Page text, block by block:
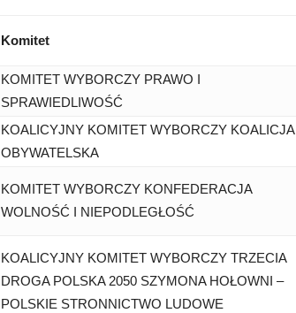
Komitet
KOMITET WYBORCZY PRAWO I
SPRAWIEDLIWOŚĆ
KOALICYJNY KOMITET WYBORCZY KOALICJA
OBYWATELSKA
KOMITET WYBORCZY KONFEDERACJA
WOLNOŚĆ I NIEPODLEGŁOŚĆ
KOALICYJNY KOMITET WYBORCZY TRZECIA
DROGA POLSKA 2050 SZYMONA HOŁOWNI –
POLSKIE STRONNICTWO LUDOWE